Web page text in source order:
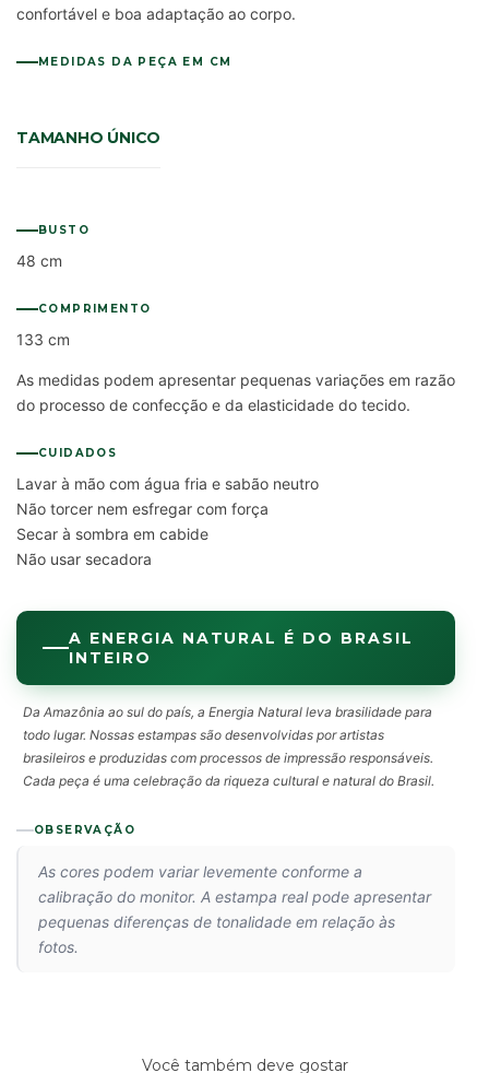
confortável e boa adaptação ao corpo.
MEDIDAS DA PEÇA EM CM
TAMANHO ÚNICO
BUSTO
48 cm
COMPRIMENTO
133 cm
As medidas podem apresentar pequenas variações em razão
do processo de confecção e da elasticidade do tecido.
CUIDADOS
Lavar à mão com água fria e sabão neutro
Não torcer nem esfregar com força
Secar à sombra em cabide
Não usar secadora
A ENERGIA NATURAL É DO BRASIL
INTEIRO
Da Amazônia ao sul do país, a Energia Natural leva brasilidade para
todo lugar. Nossas estampas são desenvolvidas por artistas
brasileiros e produzidas com processos de impressão responsáveis.
Cada peça é uma celebração da riqueza cultural e natural do Brasil.
OBSERVAÇÃO
As cores podem variar levemente conforme a
calibração do monitor. A estampa real pode apresentar
pequenas diferenças de tonalidade em relação às
fotos.
Você também deve gostar